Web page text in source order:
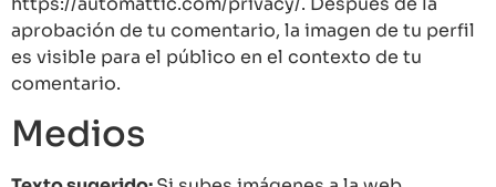
aprobación de tu comentario, la imagen de tu perfil
es visible para el público en el contexto de tu
comentario.
Medios